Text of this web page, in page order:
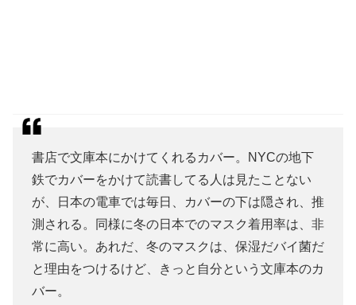
書店で文庫本にかけてくれるカバー。NYCの地下
鉄でカバーをかけて読書してる人は見たことない
が、日本の電車では毎日、カバーの下は隠され、推
測される。同様に冬の日本でのマスク着用率は、非
常に高い。あれだ、冬のマスクは、保湿だバイ菌だ
と理由をつけるけど、きっと自分という文庫本のカ
バー。